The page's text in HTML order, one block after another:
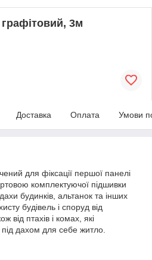
3м
Доставка Оплата Умови
для фіксації першої панелі
комплектуючої підшивки
дахи будинків, альтанок та інших
будівель і споруд від
від птахів і комах, які
дахом для себе житло.